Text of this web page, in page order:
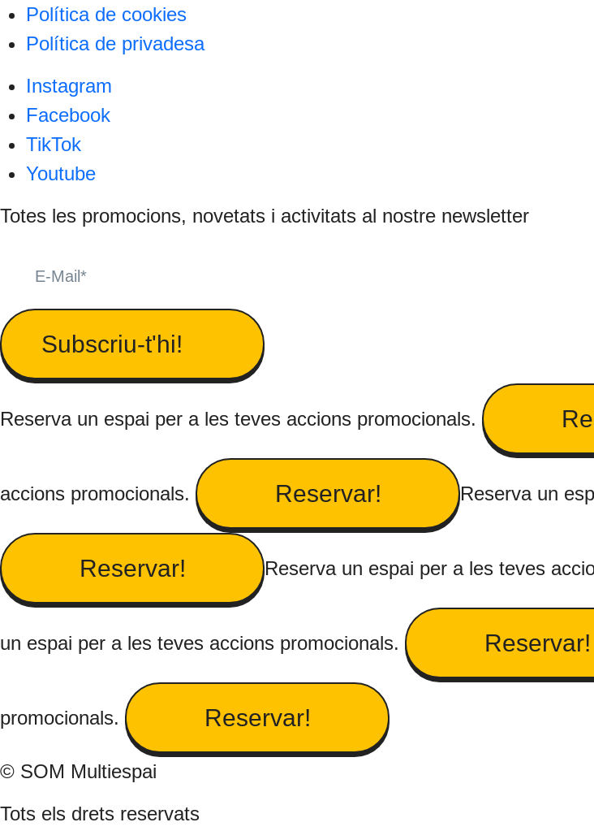
Política de cookies
Política de privadesa
Instagram
Facebook
TikTok
Youtube
Totes les promocions, novetats i activitats al nostre newsletter
Subscriu-t'hi!
Reserva un espai per a les teves accions promocionals.
accions promocionals. Reservar! Reserva un
Reservar! Reserva un espai per a les teves
un espai per a les teves accions promocionals. Reservar!
promocionals. Reservar!
© SOM Multiespai
Tots els drets reservats